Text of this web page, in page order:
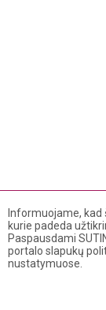
Informuojame, kad
kurie padeda
Paspausdami
portalo slapukų
nustatymuose.